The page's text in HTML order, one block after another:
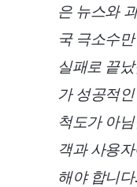
은 뉴스와
국 극소수
실패로 끝
가 성공적
척도가 아
객과 사용
해야 합니다.